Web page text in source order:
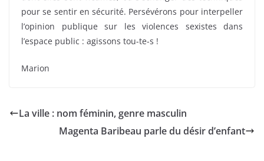
pour se sentir en sécurité. Persévérons pour interpeller
l’opinion publique sur les violences sexistes dans
l’espace public : agissons tou-te-s !
Marion
La ville : nom féminin, genre masculin
Magenta Baribeau parle du désir d’enfant